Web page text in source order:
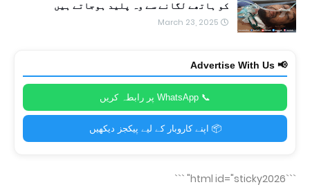
کو ہاتھے لگانے سے وہ پلید ہوجاتے ہیں
March 23, 2025
📢 Advertise With Us
📞 WhatsApp پر رابطہ کریں
📦 اپنے کاروبار کے لیے پیکجز دیکھیں
```html id="sticky2026"
```